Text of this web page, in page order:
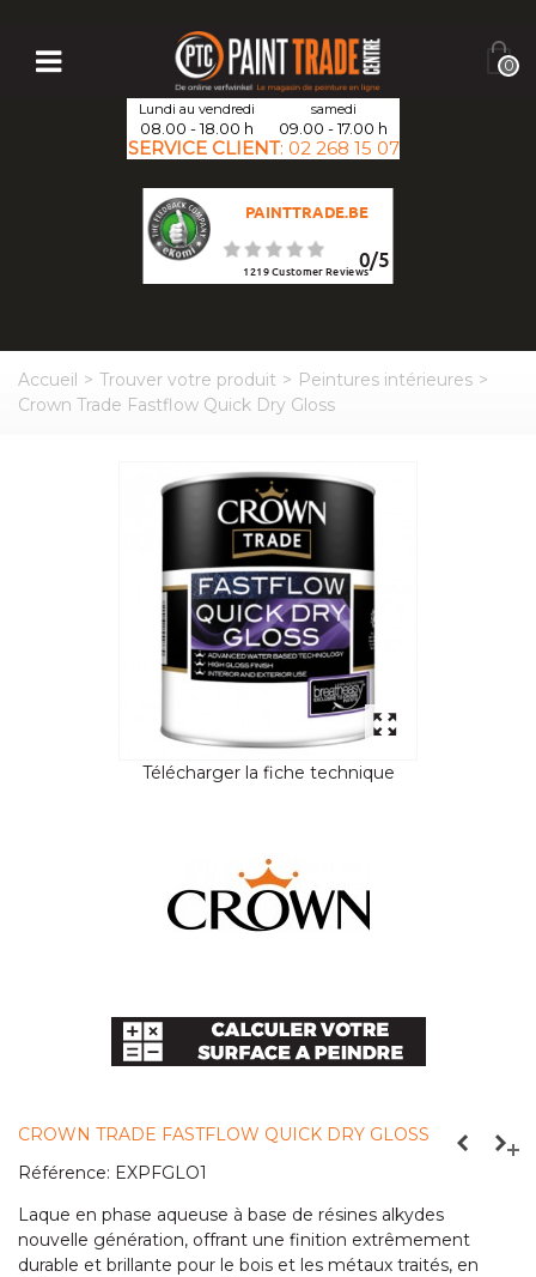
0
Lundi au vendredi
08.00 - 18.00 h
samedi
09.00 - 17.00 h
SERVICE CLIENT: 02 268 15 07
PAINTTRADE.BE
0/5
1219Customer Reviews
Accueil > Trouver votre produit > Peintures intérieures >
Crown Trade Fastflow Quick Dry Gloss
Télécharger la fiche technique
CROWN TRADE FASTFLOW QUICK DRY GLOSS
Référence: EXPFGLO1
Laque en phase aqueuse à base de résines alkydes
nouvelle génération, offrant une finition extrêmement
durable et brillante pour le bois et les métaux traités, en